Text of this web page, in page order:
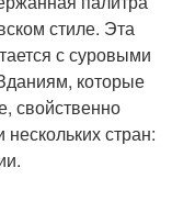
стиле. Эта
с суровыми
которые
свойственно
стран: